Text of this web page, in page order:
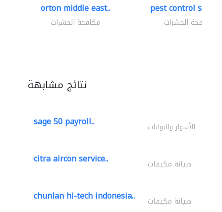
orton middle east..
مكافحة الحشرات
pest control
مكافحة الحشرات
نتائج مشابهة
sage 50 payroll.. الأسوار والبوابات
citra aircon service.. صيانة مكيفات
chunlan hi-tech indonesia.. صيانة مكيفات